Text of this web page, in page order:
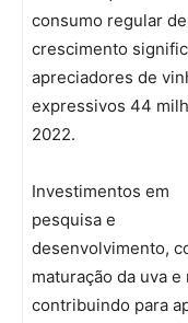
consumo regular
crescimento
apreciadores de
expressivos 44
2022.
Investimentos em
pesquisa e
desenvolvimento,
maturação da uva
contribuindo para